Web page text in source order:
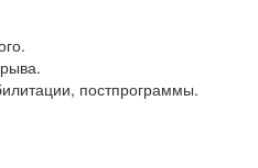
постпрограммы.